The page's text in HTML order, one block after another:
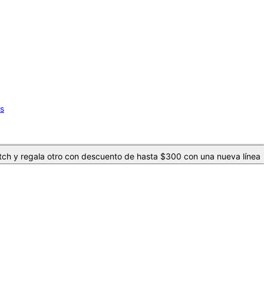
y regala otro con descuento de hasta $300 con una nueva línea